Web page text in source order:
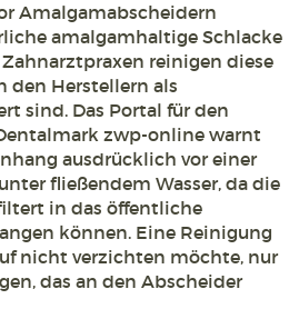
Amalgamabscheidern
amalgamhaltige Schlacke
reinigen diese
den Herstellern als
sind. Das Portal für den
zwp-online warnt
ausdrücklich vor einer
fließendem Wasser, da die
in das öffentliche
können. Eine Reinigung
nicht verzichten möchte, nur
das an den Abscheider